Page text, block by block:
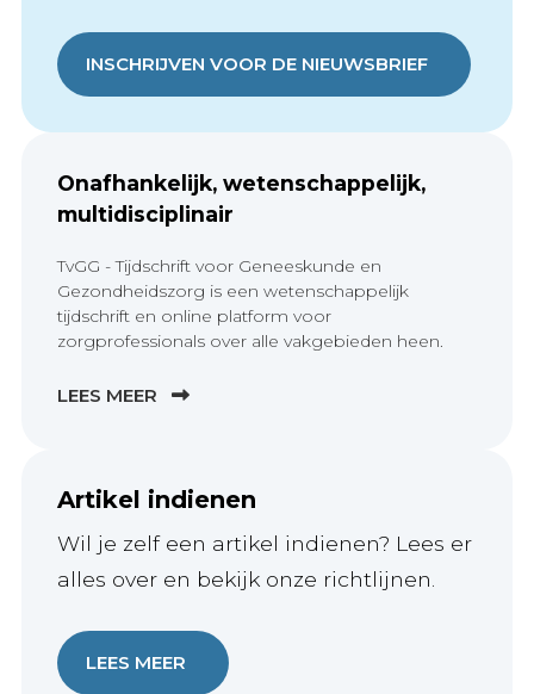
INSCHRIJVEN VOOR DE NIEUWSBRIEF
Onafhankelijk, wetenschappelijk,
multidisciplinair
TvGG - Tijdschrift voor Geneeskunde en
Gezondheidszorg is een wetenschappelijk
tijdschrift en online platform voor
zorgprofessionals over alle vakgebieden heen.
LEES MEER
Artikel indienen
Wil je zelf een artikel indienen? Lees er
alles over en bekijk onze richtlijnen.
LEES MEER